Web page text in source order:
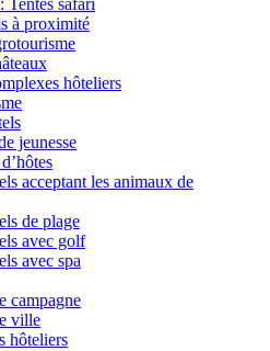
Tentes safari
à proximité
hôteliers
jeunesse
acceptant les animaux de
de plage
avec golf
avec spa
campagne
ville
hôteliers